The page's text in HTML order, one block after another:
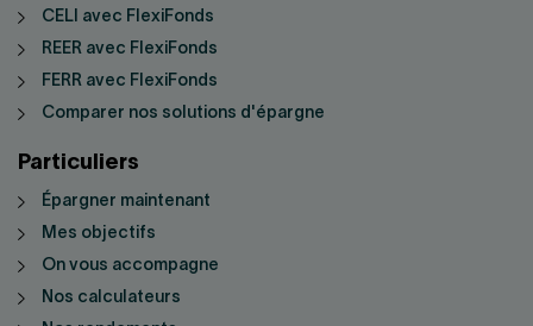
CELI avec FlexiFonds
REER avec FlexiFonds
FERR avec FlexiFonds
Comparer nos solutions d'épargne
Particuliers
Épargner maintenant
Mes objectifs
On vous accompagne
Nos calculateurs